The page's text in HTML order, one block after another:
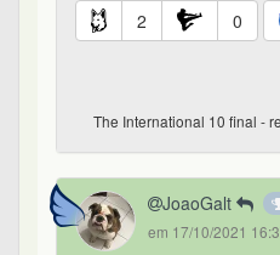
2 0
The International 10 final -
JoaoGalt
em 17/10/2021